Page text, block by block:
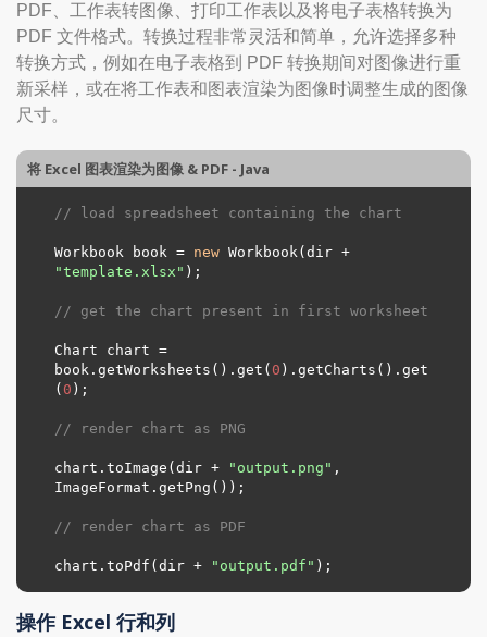
PDF、工作表转图像、打印工作表以及将电子表格转换为
PDF 文件格式。转换过程非常灵活和简单，允许选择多种
转换方式，例如在电子表格到 PDF 转换期间对图像进行重
新采样，或在将工作表和图表渲染为图像时调整生成的图像
尺寸。
将 Excel 图表渲染为图像 & PDF - Java
// load spreadsheet containing the chart
Workbook book = new
"template.xlsx" );
// get the chart present in first worksheet
Chart chart =
book.getWorksheets().get( 0 ).getCharts().get
( 0 );
// render chart as PNG
chart.toImage(dir + "output.png" ,
ImageFormat.getPng());
// render chart as PDF
chart.toPdf(dir + "output.pdf" );
操作 Excel 行和列